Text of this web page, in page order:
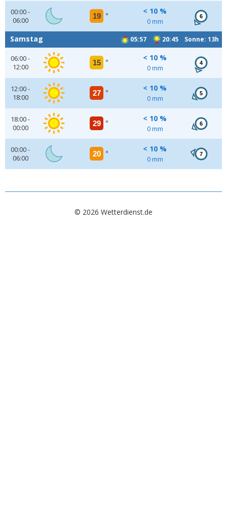
00:00 -
06:00
19 °
< 10 %
0 mm
6
05:57 20:45 Sonne: 13h
Samstag
06:00 -
12:00
15 °
< 10 %
0 mm
4
12:00 -
18:00
27 °
< 10 %
0 mm
5
18:00 -
00:00
29 °
< 10 %
0 mm
6
00:00 -
06:00
20 °
< 10 %
0 mm
7
© 2026 Wetterdienst.de